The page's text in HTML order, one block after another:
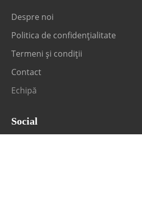
Despre noi
Politica de confidențialitate
Termeni și condiții
Contact
Echipă
Social